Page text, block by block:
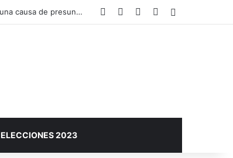
El Plan Sáenz Peña Sustentable y Circular invita a conocer sus acciones en una muestra abierta a la comunidad Facebook YouTubeInstagram
ELECCIONES 2023